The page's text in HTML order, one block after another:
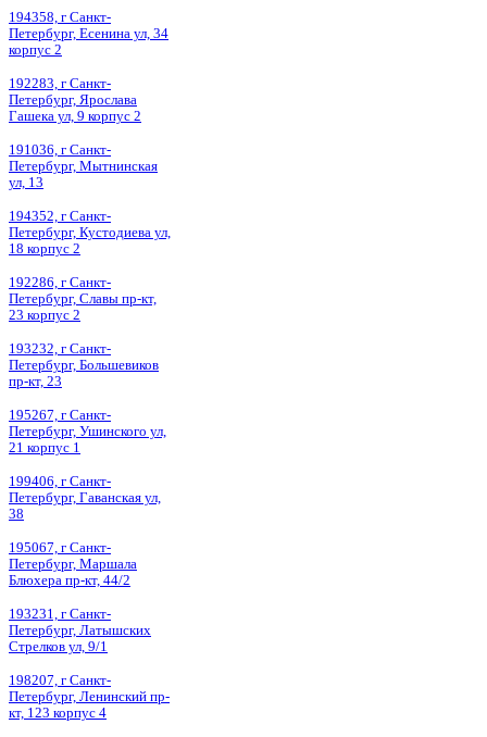
194358, г Санкт-
Петербург, Есенина ул, 34
корпус 2
192283, г Санкт-
Петербург, Ярослава
Гашека ул, 9 корпус 2
191036, г Санкт-
Петербург, Мытнинская
ул, 13
194352, г Санкт-
Петербург, Кустодиева ул,
18 корпус 2
192286, г Санкт-
Петербург, Славы пр-кт,
23 корпус 2
193232, г Санкт-
Петербург, Большевиков
пр-кт, 23
195267, г Санкт-
Петербург, Ушинского ул,
21 корпус 1
199406, г Санкт-
Петербург, Гаванская ул,
38
195067, г Санкт-
Петербург, Маршала
Блюхера пр-кт, 44/2
193231, г Санкт-
Петербург, Латышских
Стрелков ул, 9/1
198207, г Санкт-
Петербург, Ленинский пр-
кт, 123 корпус 4